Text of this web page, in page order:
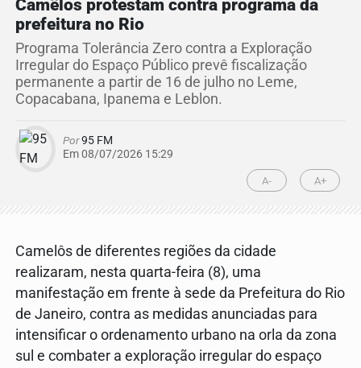
Camêlos protestam contra programa da
prefeitura no Rio
Programa Tolerância Zero contra a Exploração
Irregular do Espaço Público prevê fiscalização
permanente a partir de 16 de julho no Leme,
Copacabana, Ipanema e Leblon.
Por95 FM
Em 08/07/2026 15:29
A- A+
Camelôs de diferentes regiões da cidade
realizaram, nesta quarta-feira (8), uma
manifestação em frente à sede da Prefeitura do Rio
de Janeiro, contra as medidas anunciadas para
intensificar o ordenamento urbano na orla da zona
sul e combater a exploração irregular do espaço